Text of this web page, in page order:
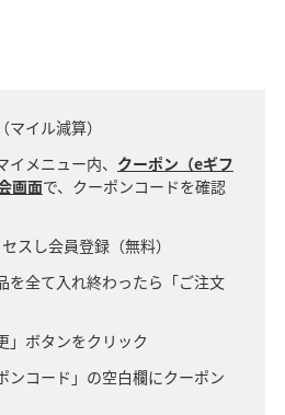
イル減算）
メニュー内、 クーポン（eギフ
画面で、クーポンコードを確認
スし会員登録（無料）
を全て入れ終わったら「ご注文
」ボタンをクリック
ンコード」の空白欄にクーポン